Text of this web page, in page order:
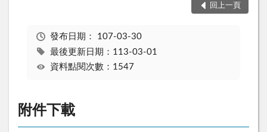
回上一頁
發布日期： 107-03-30
最後更新日期：113-03-01
資料點閱次數：1547
附件下載